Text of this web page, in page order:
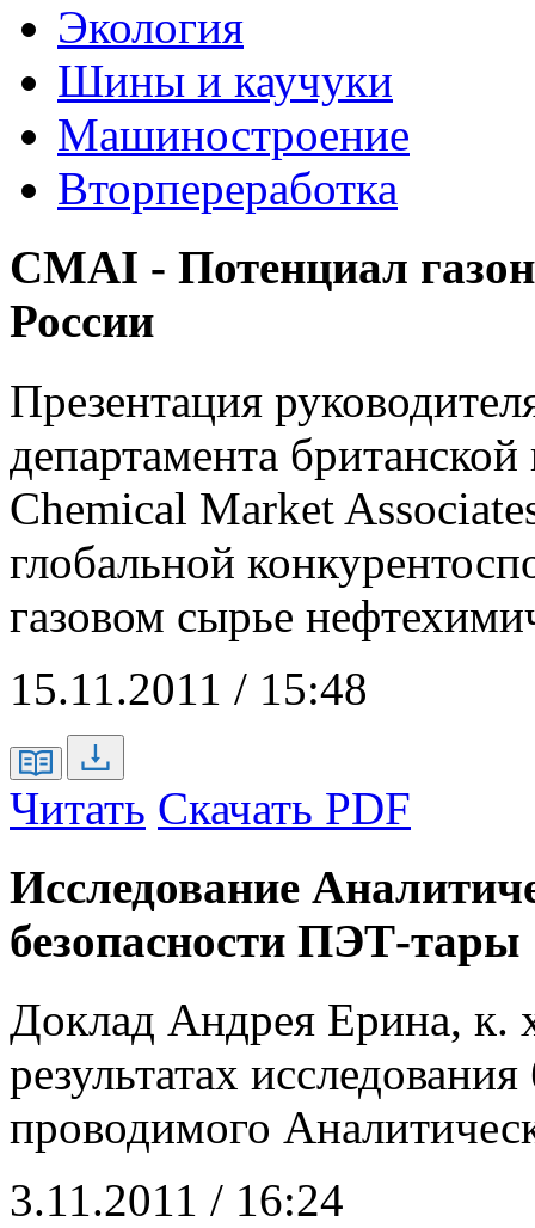
Экология
Шины и каучуки
Машиностроение
Вторпереработка
CMAI - Потенциал
России
Презентация
департамента
Chemical Market
глобальной
газовом сырье
15.11.2011 / 15:48
Читать Скачать PDF
Исследование
безопасности ПЭТ-тары
Доклад Андрея Ерина, к.
результатах
проводимого
3.11.2011 / 16:24